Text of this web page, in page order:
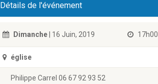
Détails de l'événement
Dimanche | 16 Juin, 2019 17h00
église
Philippe Carrel 06 67 92 93 52